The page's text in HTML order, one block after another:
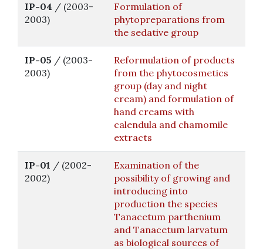
IP-04 / (2003-
2003)
Formulation of
phytopreparations from
the sedative group
IP-05 / (2003-
2003)
Reformulation of products
from the phytocosmetics
group (day and night
cream) and formulation of
hand creams with
calendula and chamomile
extracts
IP-01 / (2002-
2002)
Examination of the
possibility of growing and
introducing into
production the species
Tanacetum parthenium
and Tanacetum larvatum
as biological sources of